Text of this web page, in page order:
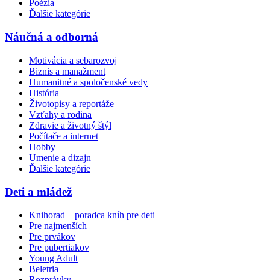
Poézia
Ďalšie kategórie
Náučná a odborná
Motivácia a sebarozvoj
Biznis a manažment
Humanitné a spoločenské vedy
História
Životopisy a reportáže
Vzťahy a rodina
Zdravie a životný štýl
Počítače a internet
Hobby
Umenie a dizajn
Ďalšie kategórie
Deti a mládež
Knihorad – poradca kníh pre deti
Pre najmenších
Pre prvákov
Pre pubertiakov
Young Adult
Beletria